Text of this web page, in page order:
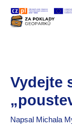
Vydejte
Napsal Michala